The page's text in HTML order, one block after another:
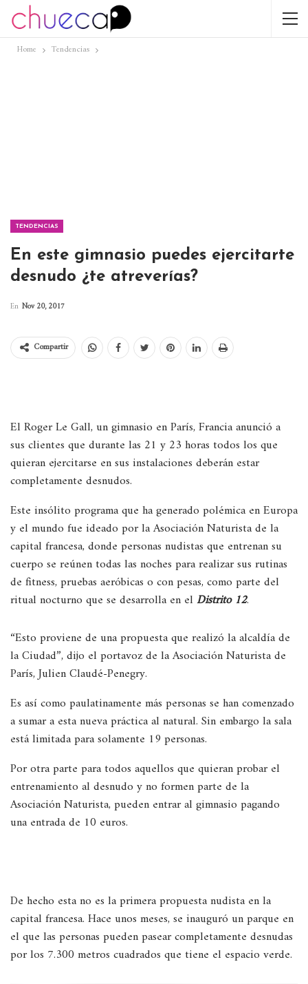
Home Tendencias
TENDENCIAS
En este gimnasio puedes ejercitarte
desnudo ¿te atreverías?
En Nov 20, 2017
Compartir
El Roger Le Gall, un gimnasio en París, Francia anunció a
sus clientes que durante las 21 y 23 horas todos los que
quieran ejercitarse en sus instalaciones deberán estar
completamente desnudos.
Este insólito programa que ha generado polémica en Europa
y el mundo fue ideado por la Asociación Naturista de la
capital francesa, donde personas nudistas que entrenan su
cuerpo se reúnen todas las noches para realizar sus rutinas
de fitness, pruebas aeróbicas o con pesas, como parte del
ritual nocturno que se desarrolla en elDistrito 12.
“Esto proviene de una propuesta que realizó la alcaldía de
la Ciudad”, dijo el portavoz de la Asociación Naturista de
París, Julien Claudé-Penegry.
Es así como paulatinamente más personas se han comenzado
a sumar a esta nueva práctica al natural. Sin embargo la sala
está limitada para solamente 19 personas.
Por otra parte para todos aquellos que quieran probar el
entrenamiento al desnudo y no formen parte de la
Asociación Naturista, pueden entrar al gimnasio pagando
una entrada de 10 euros.
De hecho esta no es la primera propuesta nudista en la
capital francesa. Hace unos meses, se inauguró un parque en
el que las personas pueden pasear completamente desnudas
por los 7.300 metros cuadrados que tiene el espacio verde.